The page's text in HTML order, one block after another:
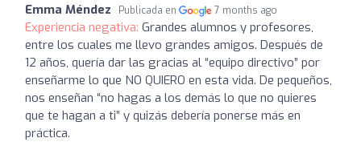
Emma Méndez Publicada en 7 months ago
Experiencia negativa: Grandes alumnos y profesores,
entre los cuales me llevo grandes amigos. Después de
12 años, quería dar las gracias al “equipo directivo” por
enseñarme lo que NO QUIERO en esta vida. De pequeños,
nos enseñan “no hagas a los demás lo que no quieres
que te hagan a ti” y quizás debería ponerse más en
práctica.